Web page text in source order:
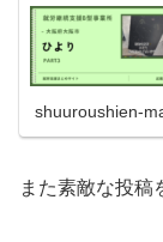
shuuroushien-
また素敵な投稿